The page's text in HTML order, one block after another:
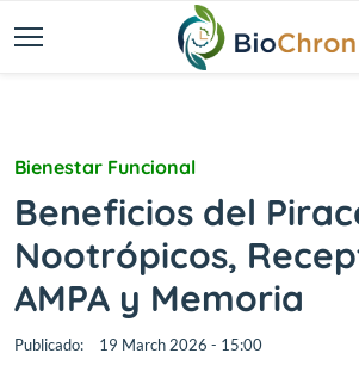
Bienestar Funcional
Beneficios del
Nootrópicos,
AMPA y Memoria
Publicado: 19 March 2026 - 15:00